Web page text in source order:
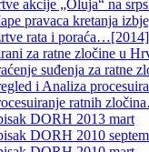
akcije „Oluja“ na
pravaca kretanja
rata i poraća…[2014]
za ratne zločine u
suđenja za ratne
i Analiza
ratnih
DORH 2013 mart
DORH 2010